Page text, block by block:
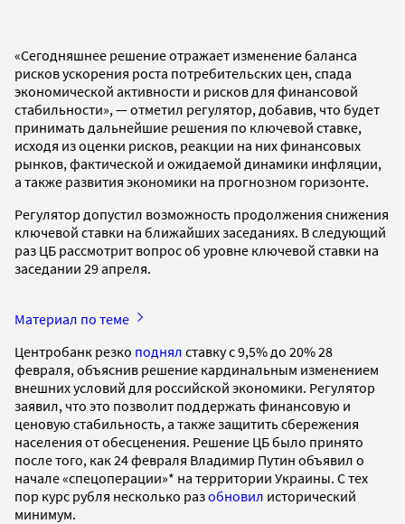
«Сегодняшнее решение отражает изменение баланса
рисков ускорения роста потребительских цен, спада
экономической активности и рисков для финансовой
стабильности», — отметил регулятор, добавив, что будет
принимать дальнейшие решения по ключевой ставке,
исходя из оценки рисков, реакции на них финансовых
рынков, фактической и ожидаемой динамики инфляции,
а также развития экономики на прогнозном горизонте.
Регулятор допустил возможность продолжения снижения
ключевой ставки на ближайших заседаниях. В следующий
раз ЦБ рассмотрит вопрос об уровне ключевой ставки на
заседании 29 апреля.
Материал по теме
Центробанк резко поднял ставку с 9,5% до 20% 28
февраля, объяснив решение кардинальным изменением
внешних условий для российской экономики. Регулятор
заявил, что это позволит поддержать финансовую и
ценовую стабильность, а также защитить сбережения
населения от обесценения. Решение ЦБ было принято
после того, как 24 февраля Владимир Путин объявил о
начале «спецоперации»* на территории Украины. С тех
пор курс рубля несколько разобновил исторический
минимум.